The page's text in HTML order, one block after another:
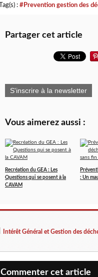
Tag(s) : #Prevention gestion des
Partager cet article
S'inscrire à la newsletter
Vous aimerez aussi :
Recréation du GEA : Les
Questions qui se posent à la
CAVAM
: Un
Intérêt Général et Gestion des
Commenter cet article